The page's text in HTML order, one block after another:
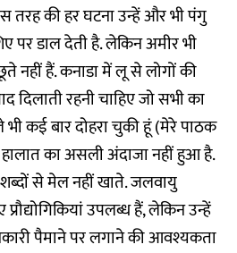
तरह की हर घटना उन्हें और भी पंगु
पर डाल देती है. लेकिन अमीर भी
हैं. कनाडा में लू से लोगों की
दिलाती रहनी चाहिए जो सभी का
कई बार दोहरा चुकी हूं (मेरे पाठक
का असली अंदाजा नहीं हुआ है.
शब्दों से मेल नहीं खाते. जलवायु
उपलब्ध हैं, लेकिन उन्हें
पैमाने पर लगाने की आवश्यकता